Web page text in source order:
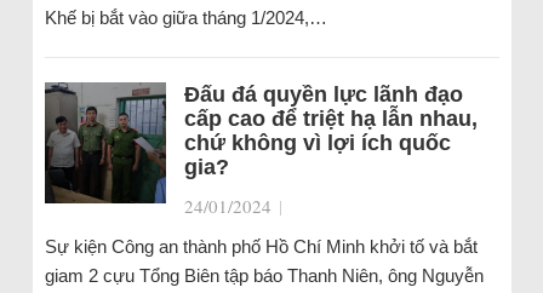
Khế bị bắt vào giữa tháng 1/2024,…
Đấu đá quyền lực lãnh đạo
cấp cao để triệt hạ lẫn nhau,
chứ không vì lợi ích quốc
gia?
24/01/2024 |
Sự kiện Công an thành phố Hồ Chí Minh khởi tố và bắt
giam 2 cựu Tổng Biên tập báo Thanh Niên, ông Nguyễn